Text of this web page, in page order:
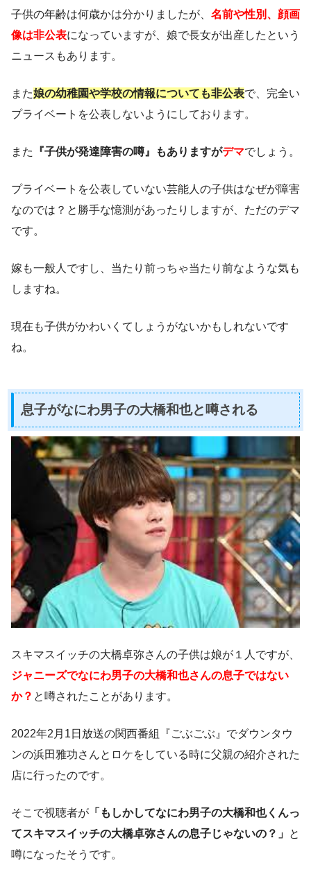
子供の年齢は何歳かは分かりましたが、 名前や性別、顔画
像は非公表になっていますが、娘で長女が出産したという
ニュースもあります。
また娘の幼稚園や学校の情報についても非公表で、完全い
プライベートを公表しないようにしております。
また 『子供が発達障害の噂』もありますがデマでしょう。
プライベートを公表していない芸能人の子供はなぜが障害
なのでは？と勝手な憶測があったりしますが、ただのデマ
です。
嫁も一般人ですし、当たり前っちゃ当たり前なような気も
しますね。
現在も子供がかわいくてしょうがないかもしれないです
ね。
息子がなにわ男子の大橋和也と噂される
スキマスイッチの大橋卓弥さんの子供は娘が１人ですが、
ジャニーズでなにわ男子の大橋和也さんの息子ではない
か？ と噂されたことがあります。
2022年2月1日放送の関西番組『ごぶごぶ』でダウンタウ
ンの浜田雅功さんとロケをしている時に父親の紹介された
店に行ったのです。
そこで視聴者が 「もしかしてなにわ男子の大橋和也くんっ
てスキマスイッチの大橋卓弥さんの息子じゃないの？」 と
噂になったそうです。